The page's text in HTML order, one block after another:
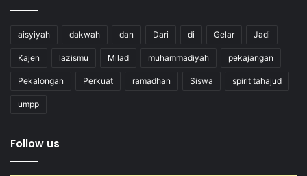
aisyiyah dakwah dan Dari di Gelar Jadi
Kajen lazismu Milad muhammadiyah pekajangan
Pekalongan Perkuat ramadhan Siswa spirit tahajud
umpp
Follow us